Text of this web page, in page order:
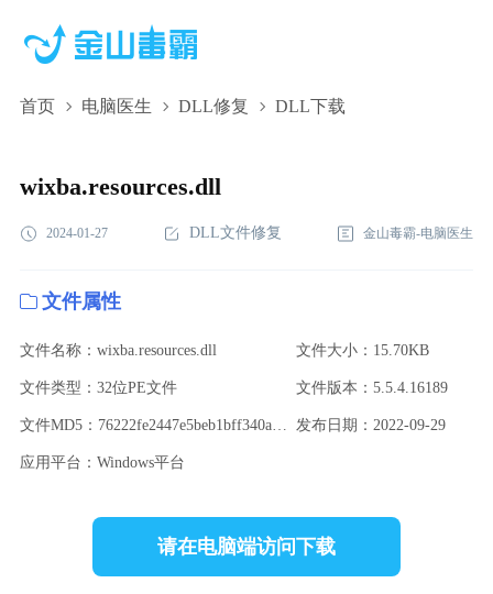
首页 电脑医生 DLL修复 DLL下载
wixba.resources.dll,wixba.resources.dll下载,wixba.resources.dll修复
wixba.resources.dll
2024-01-27 DLL文件修复 金山毒霸-电脑医生
文件属性
文件名称：wixba.resources.dll 文件大小：15.70KB
文件类型：32位PE文件 文件版本：5.5.4.16189
文件MD5：76222fe2447e5beb1bff340ac37d76c7 发布日期：2022-09-29
应用平台：Windows平台
请在电脑端访问下载